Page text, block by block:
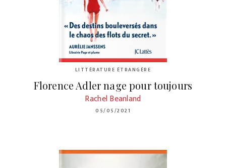
LITTÉRATURE ÉTRANGÈRE
Florence Adler nage pour toujours
Rachel Beanland
05/05/2021